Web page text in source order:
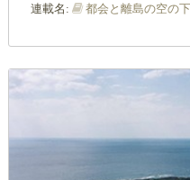
連載名:
都会と離島の空の